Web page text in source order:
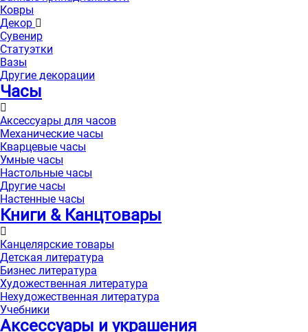
Ковры
Декор
Сувенир
Статуэтки
Вазы
Другие декорации
Часы
Аксессуары для часов
Механические часы
Кварцевые часы
Умные часы
Настольные часы
Другие часы
Настенные часы
Книги & Канцтовары
Канцелярские товары
Детская литература
Бизнес литература
Художественная литература
Нехудожественная литература
Учебники
Аксессуары и украшения